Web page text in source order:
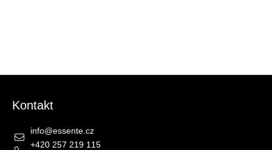
Kontakt
info@essente.cz
+420 257 219 115